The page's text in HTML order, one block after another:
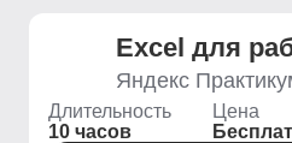
Excel для
Яндекс
Длительность
10 часов
Цена